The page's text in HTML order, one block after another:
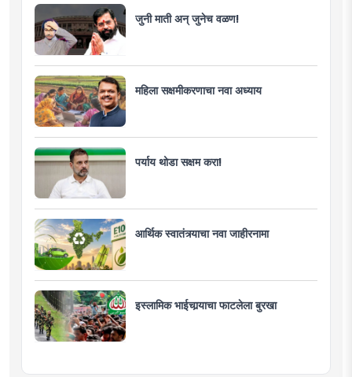
जुनी माती अन् जुनेच वळण!
महिला सक्षमीकरणाचा नवा अध्याय
पर्याय थोडा सक्षम करा!
आर्थिक स्वातंत्र्याचा नवा जाहीरनामा
इस्लामिक भाईचार्‍याचा फाटलेला बुरखा